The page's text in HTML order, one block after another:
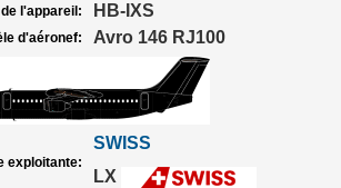
l'appareil: HB-IXS
d'aéronef: Avro 146 RJ100
exploitante:
SWISS
LX